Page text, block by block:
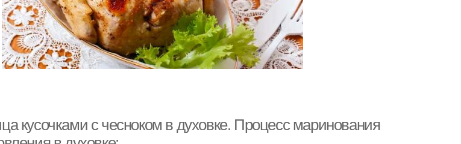
кусочками с чесноком в духовке. Процесс маринования